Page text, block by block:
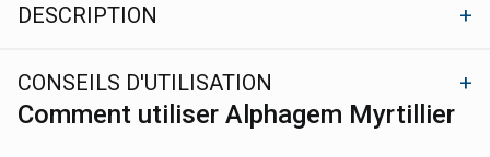
DESCRIPTION
CONSEILS D'UTILISATION
Comment utiliser Alphagem Myrtillier